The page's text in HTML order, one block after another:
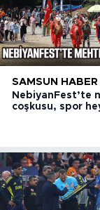
SAMSUN HABER
NebiyanFest’te
coşkusu, spor